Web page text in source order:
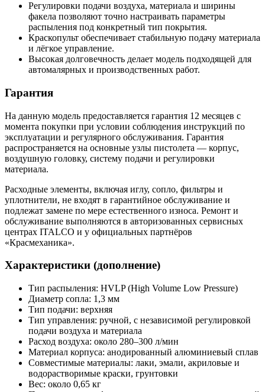
Регулировки подачи воздуха, материала и ширины
факела позволяют точно настраивать параметры
распыления под конкретный тип покрытия.
Краскопульт обеспечивает стабильную подачу материала
и лёгкое управление.
Высокая долговечность делает модель подходящей для
автомалярных и производственных работ.
Гарантия
На данную модель предоставляется гарантия 12 месяцев с
момента покупки при условии соблюдения инструкций по
эксплуатации и регулярного обслуживания. Гарантия
распространяется на основные узлы пистолета — корпус,
воздушную головку, систему подачи и регулировки
материала.
Расходные элементы, включая иглу, сопло, фильтры и
уплотнители, не входят в гарантийное обслуживание и
подлежат замене по мере естественного износа. Ремонт и
обслуживание выполняются в авторизованных сервисных
центрах ITALCO и у официальных партнёров
«Красмеханика».
Характеристики (дополнение)
Тип распыления: HVLP (High Volume Low Pressure)
Диаметр сопла: 1,3 мм
Тип подачи: верхняя
Тип управления: ручной, с независимой регулировкой
подачи воздуха и материала
Расход воздуха: около 280–300 л/мин
Материал корпуса: анодированный алюминиевый сплав
Совместимые материалы: лаки, эмали, акриловые и
водорастворимые краски, грунтовки
Вес: около 0,65 кг